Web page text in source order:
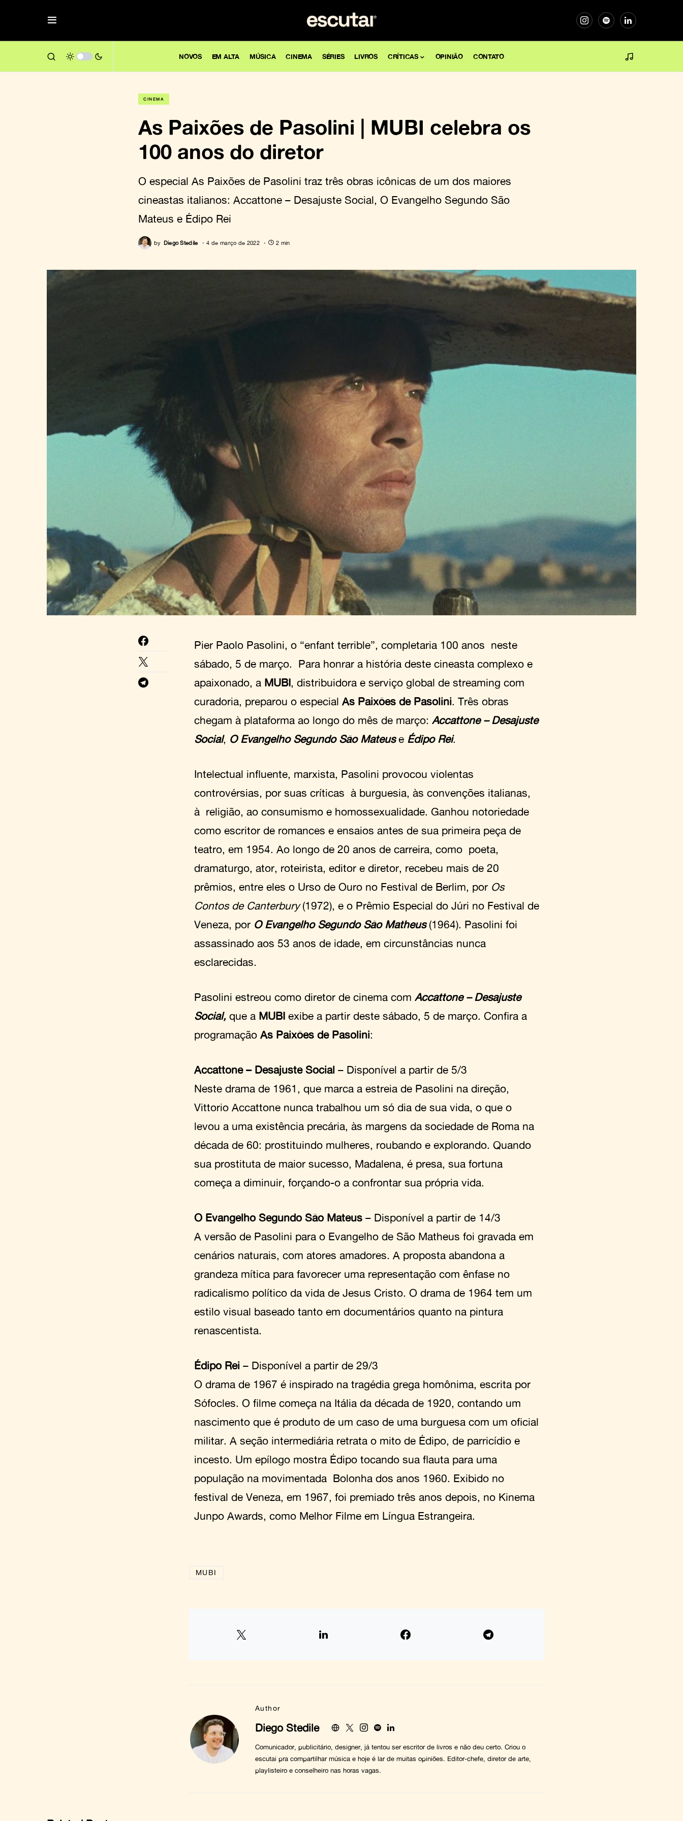
NOVOS EM ALTA MÚSICA CINEMA SÉRIES LIVROS CRÍTICAS OPINIÃO CONTATO
CINEMA
As Paixões de Pasolini | MUBI celebra os
100 anos do diretor
O especial As Paixões de Pasolini traz três obras icônicas de um dos maiores
cineastas italianos: Accattone – Desajuste Social, O Evangelho Segundo São
Mateus e Édipo Rei
by Diego Stedile 4 de março de 2022 2 min
Pier Paolo Pasolini, o “enfant terrible”, completaria 100 anos neste
sábado, 5 de março. Para honrar a história deste cineasta complexo e
apaixonado, a MUBI, distribuidora e serviço global de streaming com
curadoria, preparou o especial As Paixões de Pasolini. Três obras
chegam à plataforma ao longo do mês de março: Accattone – Desajuste
Social, O Evangelho Segundo São Mateuse Édipo Rei.
Intelectual influente, marxista, Pasolini provocou violentas
controvérsias, por suas críticas à burguesia, às convenções italianas,
à religião, ao consumismo e homossexualidade. Ganhou notoriedade
como escritor de romances e ensaios antes de sua primeira peça de
teatro, em 1954. Ao longo de 20 anos de carreira, como poeta,
dramaturgo, ator, roteirista, editor e diretor, recebeu mais de 20
prêmios, entre eles o Urso de Ouro no Festival de Berlim, por Os
Contos de Canterbury(1972), e o Prêmio Especial do Júri no Festival de
Veneza, por O Evangelho Segundo São Matheus (1964). Pasolini foi
assassinado aos 53 anos de idade, em circunstâncias nunca
esclarecidas.
Pasolini estreou como diretor de cinema com Accattone – Desajuste
Social, que a MUBI exibe a partir deste sábado, 5 de março. Confira a
programação As Paixões de Pasolini:
Accattone – Desajuste Social – Disponível a partir de 5/3
Neste drama de 1961, que marca a estreia de Pasolini na direção,
Vittorio Accattone nunca trabalhou um só dia de sua vida, o que o
levou a uma existência precária, às margens da sociedade de Roma na
década de 60: prostituindo mulheres, roubando e explorando. Quando
sua prostituta de maior sucesso, Madalena, é presa, sua fortuna
começa a diminuir, forçando-o a confrontar sua própria vida.
O Evangelho Segundo São Mateus – Disponível a partir de 14/3
A versão de Pasolini para o Evangelho de São Matheus foi gravada em
cenários naturais, com atores amadores. A proposta abandona a
grandeza mítica para favorecer uma representação com ênfase no
radicalismo político da vida de Jesus Cristo. O drama de 1964 tem um
estilo visual baseado tanto em documentários quanto na pintura
renascentista.
Édipo Rei – Disponível a partir de 29/3
O drama de 1967 é inspirado na tragédia grega homônima, escrita por
Sófocles. O filme começa na Itália da década de 1920, contando um
nascimento que é produto de um caso de uma burguesa com um oficial
militar. A seção intermediária retrata o mito de Édipo, de parricídio e
incesto. Um epílogo mostra Édipo tocando sua flauta para uma
população na movimentada Bolonha dos anos 1960. Exibido no
festival de Veneza, em 1967, foi premiado três anos depois, no Kinema
Junpo Awards, como Melhor Filme em Língua Estrangeira.
MUBI
Author
Diego Stedile
Comunicador, publicitário, designer, já tentou ser escritor de livros e não deu certo. Criou o
escutai pra compartilhar música e hoje é lar de muitas opiniões. Editor-chefe, diretor de arte,
playlisteiro e conselheiro nas horas vagas.